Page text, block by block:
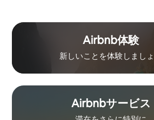
Airbnb体験
新しいことを体験しまし
Airbnb⁠サ⁠ー⁠ビ⁠ス